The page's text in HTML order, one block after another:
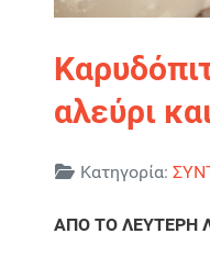
αλεύρι
Λεπτομέρειες
Κατηγορία:
ΑΠΟ ΤΟ ΛΕΥΤΕΡΗ